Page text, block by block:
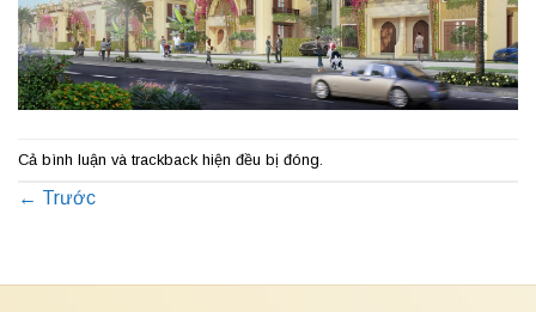
Cả bình luận và trackback hiện đều bị đóng.
← Trước